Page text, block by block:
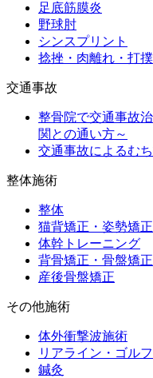
足底筋膜炎
野球肘
シンスプリント
捻挫・肉離れ・打撲
交通事故
整骨院で交通事故
関との通い方～
交通事故によるむ
整体施術
整体
猫背矯正・姿勢矯正
体幹トレーニング
背骨矯正・骨盤矯正
産後骨盤矯正
その他施術
体外衝撃波施術
リアライン・ゴル
鍼灸